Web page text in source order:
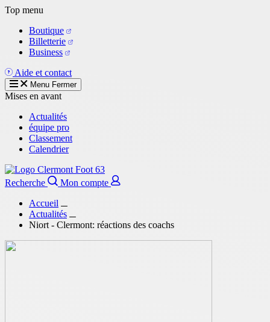
Aller
contenu
principal
Top menu
Boutique
Billetterie
Business
Aide et contact
Menu Fermer
Mises en avant
Actualités
équipe pro
Classement
Calendrier
Recherche
Mon compte
Accueil
Actualités
Niort - Clermont: réactions des coachs